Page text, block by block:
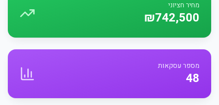
מחיר חציוני
₪742,500
מספר עסקאות
48